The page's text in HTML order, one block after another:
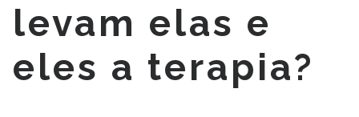
levam elas e
eles a terapia?